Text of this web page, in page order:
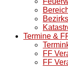
Termine &
FF
FF